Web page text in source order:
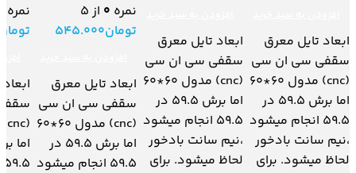
ابعاد تایل معرق
سقفی سی ان سی
(cnc) مدول 60*60
اما برش 59.5 در
59.5 انجام میشود
،نیم سانت بادخور
لحاظ میشود. برای
ابعاد تایل معرق
سقفی سی ان سی
(cnc) مدول 60*60
اما برش 59.5 در
59.5 انجام میشود
،نیم سانت بادخور
لحاظ میشود. برای
نمره 0 از 5
تومان545.000
ابعاد تایل معرق
سقفی سی ان سی
(cnc) مدول 60*60
اما برش 59.5 در
59.5 انجام میشود
نمره